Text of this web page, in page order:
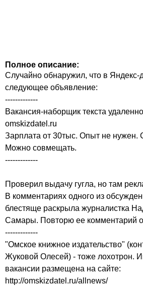
Полное описание:
Случайно обнаружил, что в Яндекс-
следующее объявление:
-------------
Вакансия-наборщик текста
omskizdatel.ru
Зарплата от 30тыс. Опыт не нужен.
Можно совмещать.
-------------
Проверил выдачу гугла, но там
В комментариях одного из
блестяще раскрыла журналистка
Самары. Повторю ее комментарий
-------------
"Омское книжное издательство"
Жуковой Олесей) - тоже лохотрон.
вакансии размещена на сайте:
http://omskizdatel.ru/allnews/